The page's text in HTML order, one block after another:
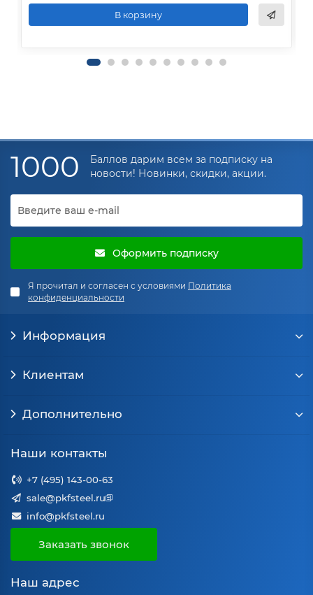
В корзину
1000
Баллов дарим всем за подписку на
новости! Новинки, скидки, акции.
Оформить подписку
Я прочитал и согласен с условиями Политика
конфиденциальности
Информация
Клиентам
Дополнительно
Наши контакты
+7 (495) 143-00-63
sale@pkfsteel.ru
info@pkfsteel.ru
Заказать звонок
Наш адрес